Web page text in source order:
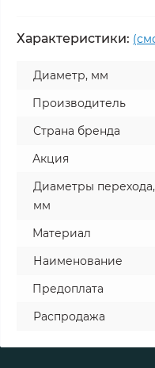
Характеристики:
Диаметр, мм
Производитель
Страна бренда
Акция
Диаметры перехода,
мм
Материал
Наименование
Предоплата
Распродажа